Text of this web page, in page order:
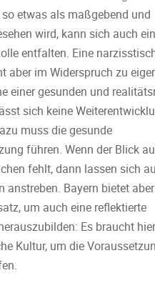
so etwas als maßgebend und
wird, kann sich auch
entfalten. Eine
aber im Widerspruch zu
einer gesunden und
sich keine
muss die gesunde
führen. Wenn der Blick
fehlt, dann lassen sich
anstreben. Bayern bietet
um auch eine reflektierte
Es braucht
Kultur, um die